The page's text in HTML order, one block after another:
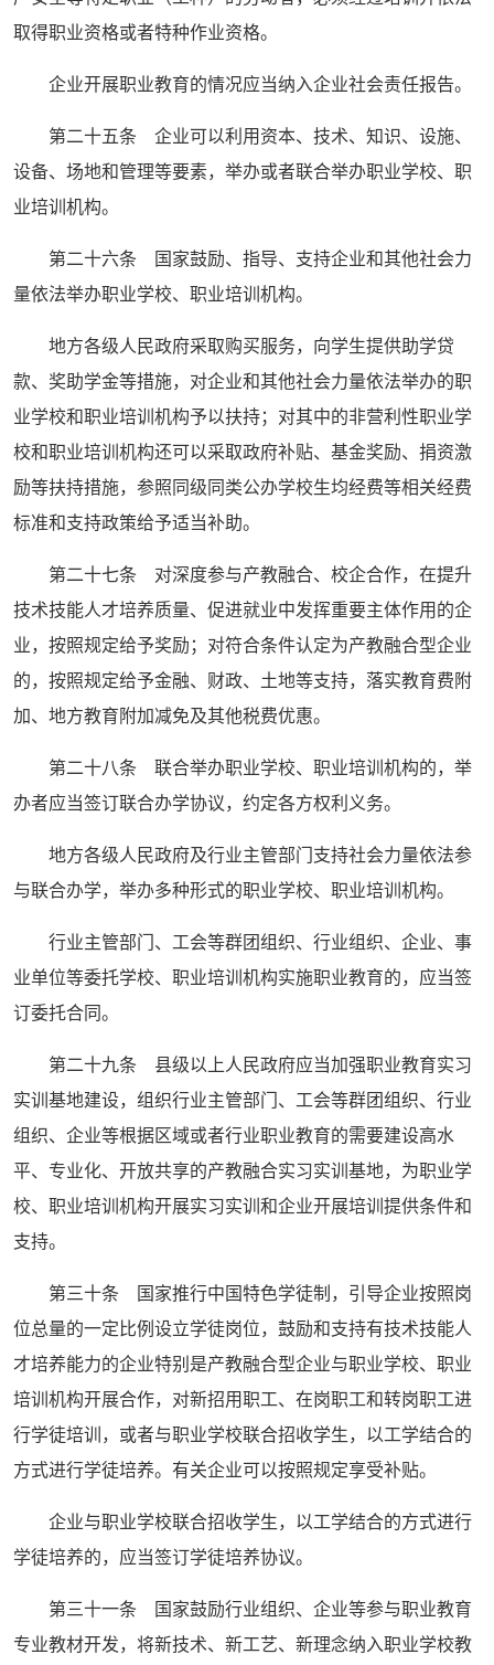
取得职业资格或者特种作业资格。
企业开展职业教育的情况应当纳入企业社会责任报告。
第二十五条 企业可以利用资本、技术、知识、设施、
设备、场地和管理等要素，举办或者联合举办职业学校、职
业培训机构。
第二十六条 国家鼓励、指导、支持企业和其他社会力
量依法举办职业学校、职业培训机构。
地方各级人民政府采取购买服务，向学生提供助学贷
款、奖助学金等措施，对企业和其他社会力量依法举办的职
业学校和职业培训机构予以扶持；对其中的非营利性职业学
校和职业培训机构还可以采取政府补贴、基金奖励、捐资激
励等扶持措施，参照同级同类公办学校生均经费等相关经费
标准和支持政策给予适当补助。
第二十七条 对深度参与产教融合、校企合作，在提升
技术技能人才培养质量、促进就业中发挥重要主体作用的企
业，按照规定给予奖励；对符合条件认定为产教融合型企业
的，按照规定给予金融、财政、土地等支持，落实教育费附
加、地方教育附加减免及其他税费优惠。
第二十八条 联合举办职业学校、职业培训机构的，举
办者应当签订联合办学协议，约定各方权利义务。
地方各级人民政府及行业主管部门支持社会力量依法参
与联合办学，举办多种形式的职业学校、职业培训机构。
行业主管部门、工会等群团组织、行业组织、企业、事
业单位等委托学校、职业培训机构实施职业教育的，应当签
订委托合同。
第二十九条 县级以上人民政府应当加强职业教育实习
实训基地建设，组织行业主管部门、工会等群团组织、行业
组织、企业等根据区域或者行业职业教育的需要建设高水
平、专业化、开放共享的产教融合实习实训基地，为职业学
校、职业培训机构开展实习实训和企业开展培训提供条件和
支持。
第三十条 国家推行中国特色学徒制，引导企业按照岗
位总量的一定比例设立学徒岗位，鼓励和支持有技术技能人
才培养能力的企业特别是产教融合型企业与职业学校、职业
培训机构开展合作，对新招用职工、在岗职工和转岗职工进
行学徒培训，或者与职业学校联合招收学生，以工学结合的
方式进行学徒培养。有关企业可以按照规定享受补贴。
企业与职业学校联合招收学生，以工学结合的方式进行
学徒培养的，应当签订学徒培养协议。
第三十一条 国家鼓励行业组织、企业等参与职业教育
专业教材开发，将新技术、新工艺、新理念纳入职业学校教